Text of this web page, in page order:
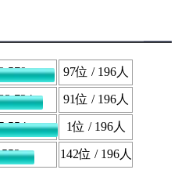
97位 / 196人
91位 / 196人
1位 / 196人
142位 / 196人